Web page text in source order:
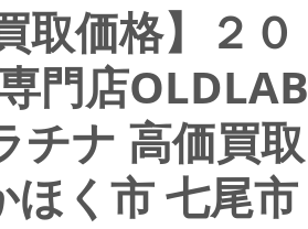
取価格】２０
門店OLDLAB
チナ 高価買取
ほく市 七尾市